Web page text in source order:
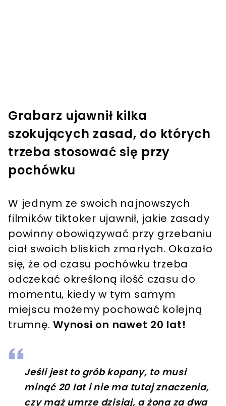
Grabarz ujawnił kilka
szokujących zasad, do których
trzeba stosować się przy
pochówku
W jednym ze swoich najnowszych
filmików tiktoker ujawnił, jakie zasady
powinny obowiązywać przy grzebaniu
ciał swoich bliskich zmarłych. Okazało
się, że od czasu pochówku trzeba
odczekać określoną ilość czasu do
momentu, kiedy w tym samym
miejscu możemy pochować kolejną
trumnę. Wynosi on nawet 20 lat!
Jeśli jest to grób kopany, to musi
minąć 20 lat i nie ma tutaj znaczenia,
czy mąż umrze dzisiaj, a żona za dwa